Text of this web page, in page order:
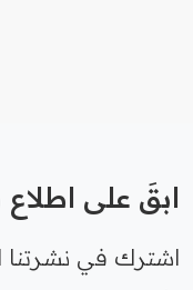
ابقَ على
اشترك في نشرتنا